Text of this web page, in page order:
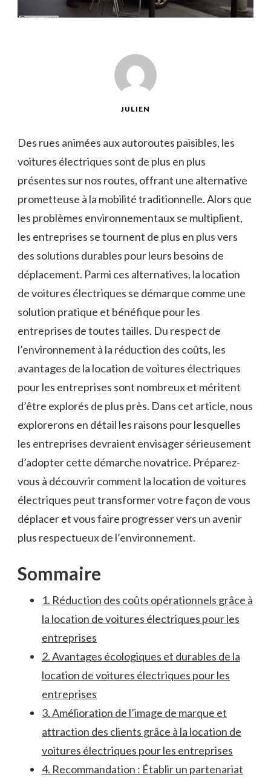
JULIEN
Des rues animées aux autoroutes ⁢paisibles, les
voitures électriques sont de plus en plus
présentes sur nos ‍routes, offrant une alternative
prometteuse​ à la mobilité ⁤traditionnelle. Alors que
les problèmes ⁢environnementaux se multiplient,
‍les entreprises se tournent de ​plus en plus ‍vers
des solutions ‍durables pour leurs besoins​ de
déplacement. Parmi‍ ces alternatives, la location ​
de ⁣voitures électriques se démarque comme ‌une
⁢solution pratique et bénéfique pour les
entreprises de toutes tailles. Du respect de
l’environnement à la réduction des coûts, les ​
avantages de ‌la location‌ de voitures ⁤électriques⁢
pour ⁣les ​entreprises sont nombreux et méritent
d’être explorés de plus⁤ près. Dans‍ cet article,⁢ nous
explorerons en détail ‌les raisons pour lesquelles
les entreprises devraient envisager sérieusement
d’adopter cette démarche novatrice. Préparez-
vous à découvrir​ comment la location de voitures
électriques peut transformer votre façon de vous
déplacer et vous faire progresser vers un avenir
⁣plus respectueux de l’environnement.
Sommaire
1. Réduction⁤ des coûts opérationnels grâce à⁤
la‌ location de voitures électriques pour ‌les​
entreprises
2. Avantages⁢ écologiques et durables de la
location de voitures électriques ‍pour les
entreprises
3. Amélioration de l’image de marque et
attraction des clients grâce à la‍ location de
voitures électriques⁣ pour les entreprises
4. Recommandation :⁣ Établir un partenariat